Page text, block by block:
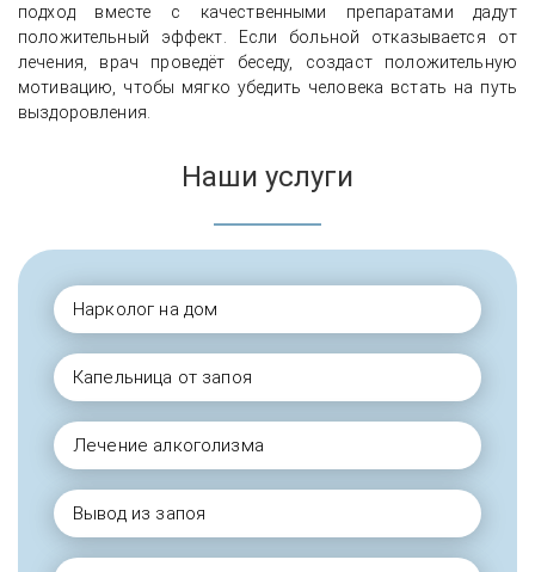
подход вместе с качественными препаратами дадут
положительный эффект. Если больной отказывается от
лечения, врач проведёт беседу, создаст положительную
мотивацию, чтобы мягко убедить человека встать на путь
выздоровления.
Наши услуги
Нарколог на дом
Капельница от запоя
Лечение алкоголизма
Вывод из запоя